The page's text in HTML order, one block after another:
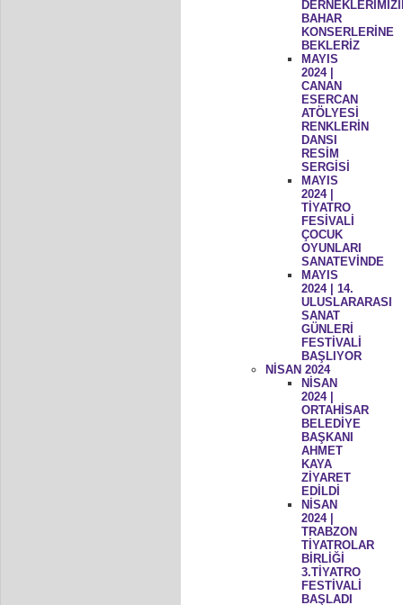
BAHAR
KONSERLERİNE
BEKLERİZ
MAYIS
2024 |
CANAN
ESERCAN
ATÖLYESİ
RENKLERİN
DANSI
RESİM
SERGİSİ
MAYIS
2024 |
TİYATRO
FESİVALİ
ÇOCUK
OYUNLARI
SANATEVİNDE
MAYIS
2024 | 14.
ULUSLARARASI
SANAT
GÜNLERİ
FESTİVALİ
BAŞLIYOR
NİSAN 2024
NİSAN
2024 |
ORTAHİSAR
BELEDİYE
BAŞKANI
AHMET
KAYA
ZİYARET
EDİLDİ
NİSAN
2024 |
TRABZON
TİYATROLAR
BİRLİĞİ
3.TİYATRO
FESTİVALİ
BAŞLADI